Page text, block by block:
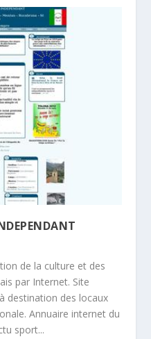
de la culture et des
par Internet. Site
destination des locaux
Annuaire internet du
sport...